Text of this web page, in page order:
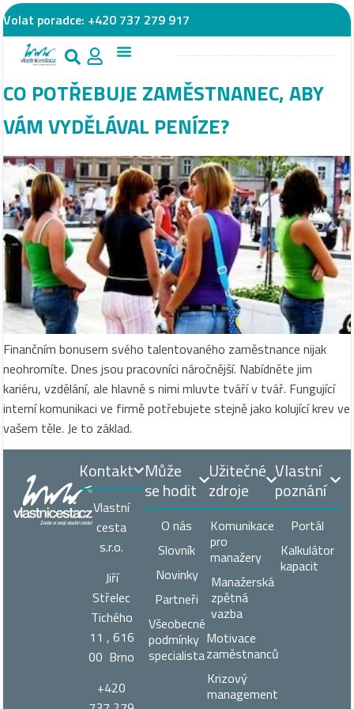
Volat poradce: +420 737 279 917
CO POTŘEBUJE ZAMĚSTNANEC, ABY
VÁM VYDĚLÁVAL PENÍZE?
Finančním bonusem svého talentovaného zaměstnance nijak
neohromíte. Dnes jsou pracovníci náročnější. Nabídněte jim
kariéru, vzdělání, ale hlavně s nimi mluvte tváří v tvář. Fungující
interní komunikaci ve firmě potřebujete stejně jako kolující krev ve
vašem těle. Je to základ.
Může
se hodit
O nás
Slovník
Novinky
Partneři
Všeobecné
podmínky
specialista
Užitečné
zdroje
Komunikace
pro
manažery
Manažerská
zpětná
vazba
Motivace
zaměstnanců
Krizový
management
Vlastní
poznání
Portál
Kalkulátor
kapacit
Kontakt
Vlastní
cesta
s.r.o.
Jiří
Střelec
Tichého
11 , 616
00 Brno
+420